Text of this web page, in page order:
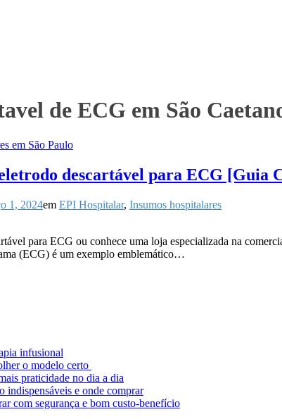
de ECG em São
descartável para ECG [Guia
1, 2024em EPI Hospitalar, Insumos hospitalares
para ECG ou conhece uma loja especializada na
(ECG) é um exemplo emblemático…
infusional
o modelo certo
praticidade no dia a dia
indispensáveis e onde comprar
com segurança e bom custo-benefício